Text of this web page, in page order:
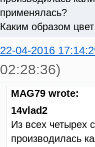
применялась?
Каким образом
22-04-2016
02:28:36)
MAG79 wrote:
14vlad2
Из всех четырех
производилась